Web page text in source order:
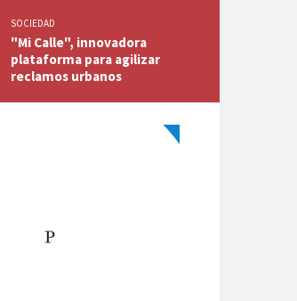
SOCIEDAD
"Mi Calle", innovadora
plataforma para agilizar
reclamos urbanos